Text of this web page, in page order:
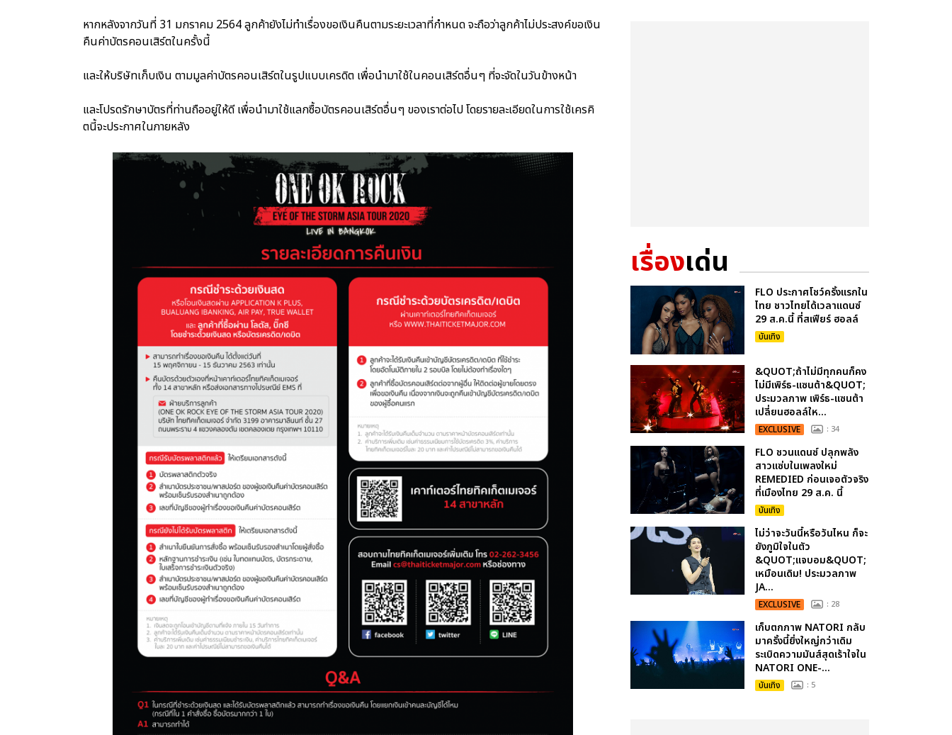
หากหลังจากวันที่ 31 มกราคม 2564 ลูกค้ายังไม่ทำเรื่องขอเงินคืนตามระยะเวลาที่กำหนด จะถือว่าลูกค้าไม่ประสงค์ขอเงิน
คืนค่าบัตรคอนเสิร์ตในครั้งนี้
และให้บริษัทเก็บเงิน ตามมูลค่าบัตรคอนเสิร์ตในรูปแบบเครดิต เพื่อนำมาใช้ในคอนเสิร์ตอื่นๆ ที่จะจัดในวันข้างหน้า
และโปรดรักษาบัตรที่ท่านถืออยู่ให้ดี เพื่อนำมาใช้แลกซื้อบัตรคอนเสิร์ตอื่นๆ ของเราต่อไป โดยรายละเอียดในการใช้เครคิ
ตนี้จะประกาศในภายหลัง
เรื่องเด่น
FLO ประกาศโชว์ครั้งแรกใน
ไทย ชาวไทยได้เวลาแดนซ์
29 ส.ค.นี้ ที่สเฟียร์ ฮอลล์
บันเทิง
&QUOT;ถ้าไม่มีทุกคนก็คง
ไม่มีเพิร์ธ-แซนต้า&QUOT;
ประมวลภาพ เพิร์ธ-แซนต้า
เปลี่ยนฮอลล์ให...
EXCLUSIVE : 34
FLO ชวนแดนซ์ ปลุกพลัง
สาวแซ่บในเพลงใหม่
REMEDIED ก่อนเจอตัวจริง
ที่เมืองไทย 29 ส.ค. นี้
บันเทิง
ไม่ว่าจะวันนี้หรือวันไหน ก็จะ
ยังภูมิใจในตัว
&QUOT;แจบอม&QUOT;
เหมือนเดิม! ประมวลภาพ
JA...
EXCLUSIVE : 28
เก็บตกภาพ NATORI กลับ
มาครั้งนี้ยิ่งใหญ่กว่าเดิม
ระเบิดความมันส์สุดเร้าใจใน
NATORI ONE-...
บันเทิง : 5